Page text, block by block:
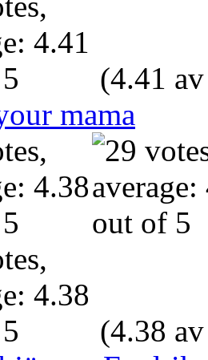
(4.41
mama
(4.38